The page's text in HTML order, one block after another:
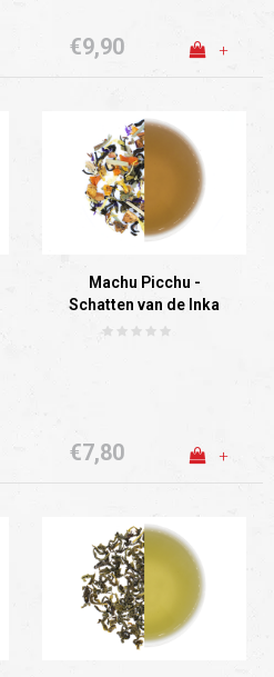
€9,90 +
Machu Picchu -
Schatten van de Inka
€7,80 +